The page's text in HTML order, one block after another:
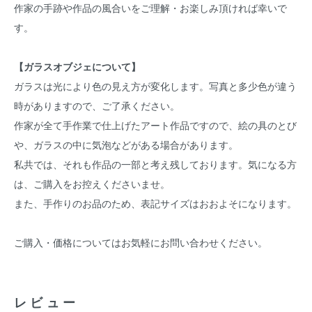
作家の手跡や作品の風合いをご理解・お楽しみ頂ければ幸いで
す。
【ガラスオブジェについて】
ガラスは光により色の見え方が変化します。写真と多少色が違う
時がありますので、ご了承ください。
作家が全て手作業で仕上げたアート作品ですので、絵の具のとび
や、ガラスの中に気泡などがある場合があります。
私共では、それも作品の一部と考え残しております。気になる方
は、ご購入をお控えくださいませ。
また、手作りのお品のため、表記サイズはおおよそになります。
ご購入・価格についてはお気軽にお問い合わせください。
レビュー